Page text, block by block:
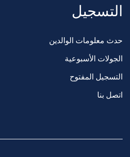
التسجيل
حدث معلومات الوالدين
الجولات الأسبوعية
التسجيل المفتوح
اتصل بنا